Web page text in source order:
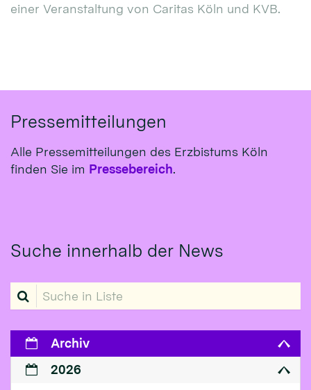
einer Veranstaltung von Caritas Köln und KVB.
Pressemitteilungen
Alle Pressemitteilungen des Erzbistums Köln
finden Sie im Pressebereich.
Suche innerhalb der News
Suche in Liste
Archiv
2026